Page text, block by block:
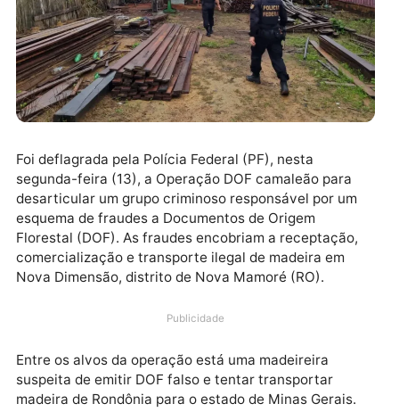
Foi deflagrada pela Polícia Federal (PF), nesta
segunda-feira (13), a Operação DOF camaleão para
desarticular um grupo criminoso responsável por um
esquema de fraudes a Documentos de Origem
comercialização e transporte ilegal de madeira em
Nova Dimensão, distrito de Nova Mamoré (RO).